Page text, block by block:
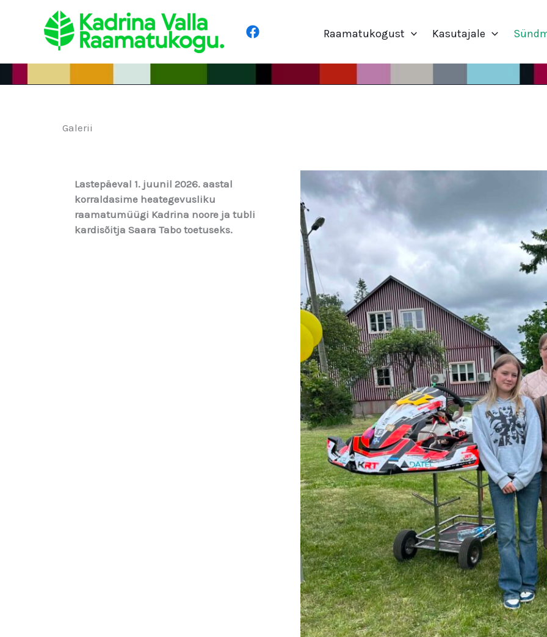
Raamatukogust Kasutajale
Galerii
Lastepäeval 1. juunil 2026. aastal
korraldasime heategevusliku
raamatumüügi Kadrina noore ja tubli
kardisõitja Saara Tabo toetuseks.